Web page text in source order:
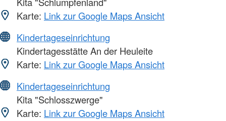
Karte: Link zur Google Maps Ansicht
Kindertageseinrichtung
Kindertagesstätte An der Heuleite
Karte: Link zur Google Maps Ansicht
Kindertageseinrichtung
Kita "Schlosszwerge"
Karte: Link zur Google Maps Ansicht